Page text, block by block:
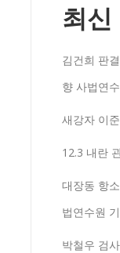
최신
김건희 판
향 사법연
새강자 이
12.3 내란
대장동 항
법연수원
박철우 검